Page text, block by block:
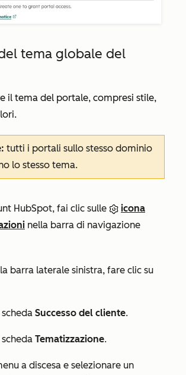
tema globale del
il tema del portale, compresi stile,
tutti i portali sullo stesso dominio
lo stesso tema.
HubSpot, fai clic sulle
icona
nella barra di navigazione
barra laterale sinistra, fare clic su
Successo del cliente.
scheda Tematizzazione.
a discesa e selezionare un